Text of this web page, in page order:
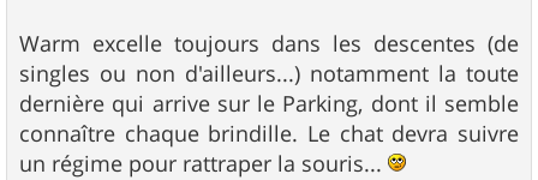
Warm excelle toujours dans les descentes (de
singles ou non d'ailleurs...) notamment la toute
dernière qui arrive sur le Parking, dont il semble
connaître chaque brindille. Le chat devra suivre
un régime pour rattraper la souris...